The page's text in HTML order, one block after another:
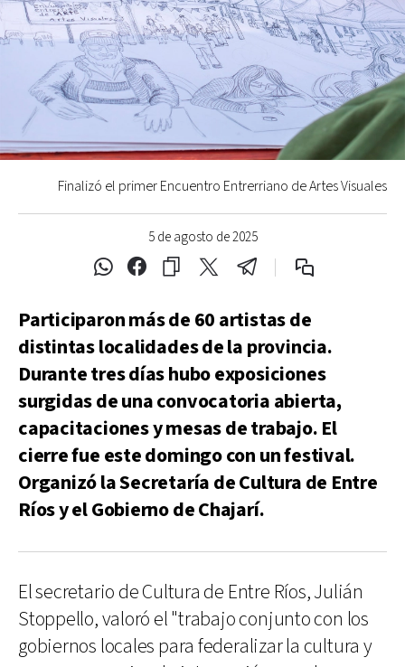
5 de agosto de 2025
Finalizó el primer Encuentro Entrerriano de Artes Visuales
Participaron más de 60 artistas de
distintas localidades de la provincia.
Durante tres días hubo exposiciones
surgidas de una convocatoria abierta,
capacitaciones y mesas de trabajo. El
cierre fue este domingo con un festival.
Organizó la Secretaría de Cultura de Entre
Ríos y el Gobierno de Chajarí.
El secretario de Cultura de Entre Ríos, Julián
Stoppello, valoró el "trabajo conjunto con los
gobiernos locales para federalizar la cultura y